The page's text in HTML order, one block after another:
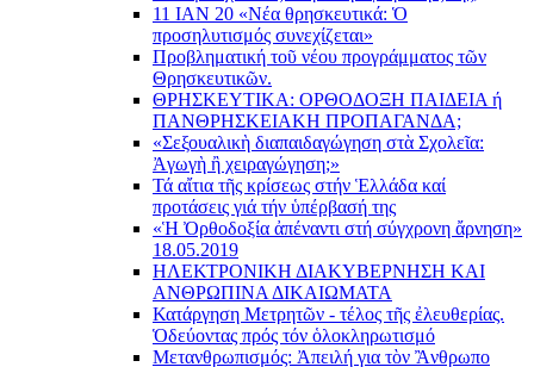
11 ΙΑΝ 20 «Νέα θρησκευτικά: Ὁ
προσηλυτισμός συνεχίζεται»
Προβληματική τοῦ νέου προγράμματος τῶν
Θρησκευτικῶν.
ΘΡΗΣΚΕΥΤΙΚΑ: ΟΡΘΟΔΟΞΗ ΠΑΙΔΕΙΑ ή
ΠΑΝΘΡΗΣΚΕΙΑΚΗ ΠΡΟΠΑΓΑΝΔΑ;
«Σεξουαλικὴ διαπαιδαγώγηση στὰ Σχολεῖα:
Ἀγωγὴ ἢ χειραγώγηση;»
Τά αἴτια τῆς κρίσεως στήν Ἑλλάδα καί
προτάσεις γιά τήν ὑπέρβασή της
«Ἡ Ὀρθοδοξία ἀπέναντι στή σύγχρονη ἄρνηση»
18.05.2019
ΗΛΕΚΤΡΟΝΙΚΗ ΔΙΑΚΥΒΕΡΝΗΣΗ ΚΑΙ
ΑΝΘΡΩΠΙΝΑ ΔΙΚΑΙΩΜΑΤΑ
Κατάργηση Μετρητῶν - τέλος τῆς ἐλευθερίας.
Ὁδεύοντας πρός τόν ὁλοκληρωτισμό
Μετανθρωπισμός: Ἀπειλή για τὸν Ἂνθρωπο